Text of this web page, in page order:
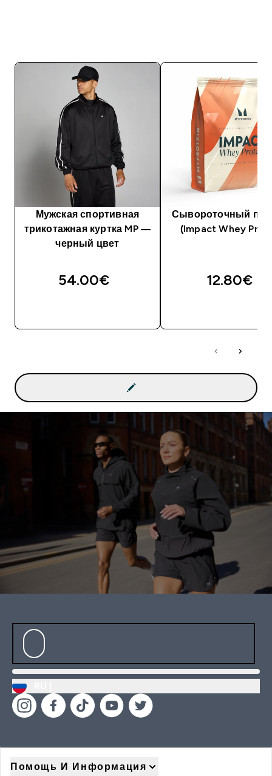
Мужская спортивная
трикотажная куртка MP —
черный цвет
54.00€‎
Сывороточный
(Impact Whey
12.80€‎
Помощь И Информация